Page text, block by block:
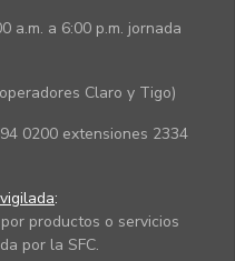
a.m. a 6:00 p.m. jornada
Claro y Tigo)
0200 extensiones 2334
:
productos o servicios
por la SFC.